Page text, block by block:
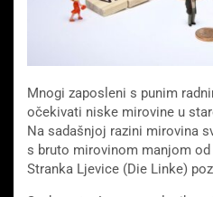
Mnogi zaposleni s punim
očekivati ​​niske mirovine u
Na sadašnjoj razini mirovina
s bruto mirovinom manjom od
Stranka Ljevice (Die Linke)